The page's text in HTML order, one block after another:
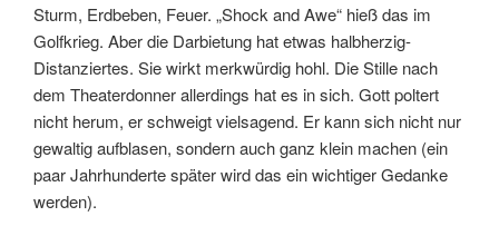
Sturm, Erdbeben, Feuer. „Shock and Awe“ hieß das im
Golfkrieg. Aber die Darbietung hat etwas halbherzig-
Distanziertes. Sie wirkt merkwürdig hohl. Die Stille nach
dem Theaterdonner allerdings hat es in sich. Gott poltert
nicht herum, er schweigt vielsagend. Er kann sich nicht nur
gewaltig aufblasen, sondern auch ganz klein machen (ein
paar Jahrhunderte später wird das ein wichtiger Gedanke
werden).